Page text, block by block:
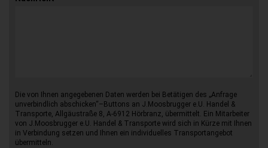
Die von Ihnen angegebenen Daten werden bei Betätigen des „Anfrage
unverbindlich abschicken“–Buttons an J.Moosbrugger e.U. Handel &
Transporte, Allgäustraße 8, A-6912 Hörbranz, übermittelt. Ein Mitarbeiter
von J.Moosbrugger e.U. Handel & Transporte wird sich in Kürze mit Ihnen
in Verbindung setzen und Ihnen ein individuelles Transportangebot
übermitteln.